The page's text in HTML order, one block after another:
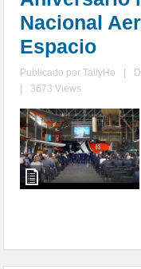
Nacional
Espacio
Publicado porTallyHo
3673 Views